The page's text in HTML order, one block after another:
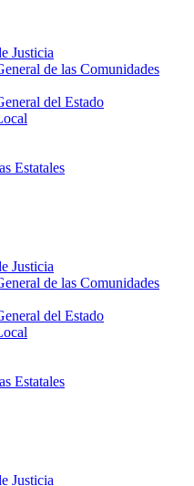
Justicia
de las Comunidades
del Estado
Estatales
Justicia
de las Comunidades
del Estado
Estatales
Justicia